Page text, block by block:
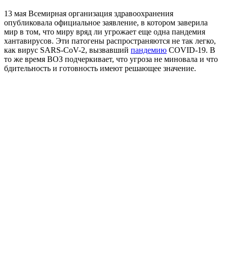
13 мая Всемирная организация здравоохранения
опубликовала официальное заявление, в котором заверила
мир в том, что миру вряд ли угрожает еще одна пандемия
хантавирусов. Эти патогены распространяются не так легко,
как вирус SARS-CoV-2, вызвавший пандемию COVID-19. В
то же время ВОЗ подчеркивает, что угроза не миновала и что
бдительность и готовность имеют решающее значение.